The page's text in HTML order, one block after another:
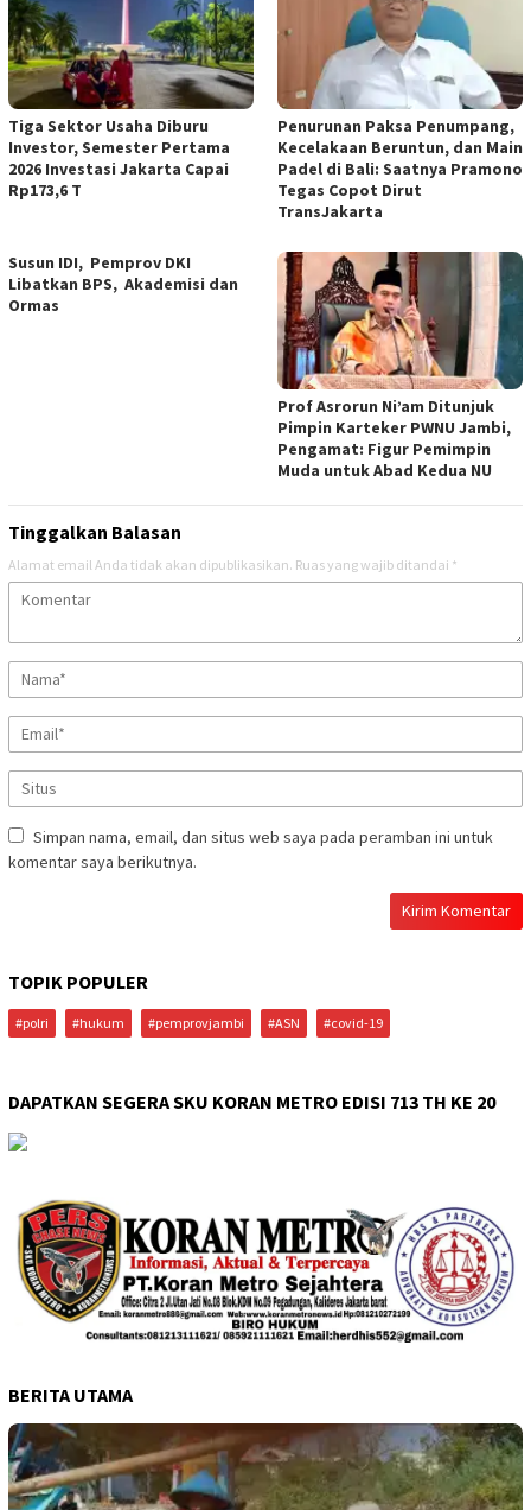
Tiga Sektor Usaha Diburu
Investor, Semester Pertama
2026 Investasi Jakarta Capai
Rp173,6 T
Penurunan Paksa Penumpang,
Kecelakaan Beruntun, dan Main
Padel di Bali: Saatnya Pramono
Tegas Copot Dirut
TransJakarta
Susun IDI, Pemprov DKI
Libatkan BPS, Akademisi dan
Ormas
Prof Asrorun Ni’am Ditunjuk
Pimpin Karteker PWNU Jambi,
Pengamat: Figur Pemimpin
Muda untuk Abad Kedua NU
Tinggalkan Balasan
Alamat email Anda tidak akan dipublikasikan. Ruas yang wajib ditandai *
Simpan nama, email, dan situs web saya pada peramban ini untuk
komentar saya berikutnya.
TOPIK POPULER
#polri #hukum #pemprovjambi #ASN #covid-19
DAPATKAN SEGERA SKU KORAN METRO EDISI 713 TH KE 20
BERITA UTAMA